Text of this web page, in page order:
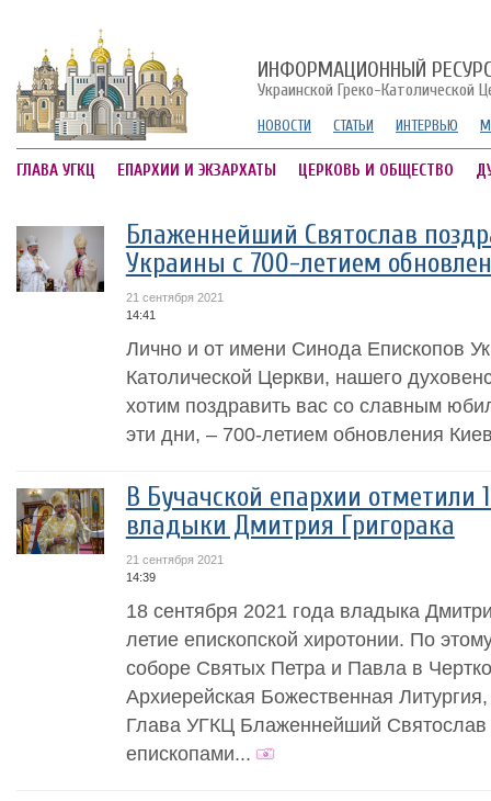
ИНФОРМАЦИОННЫЙ
Украинской Греко-Католической
НОВОСТИ СТАТЬИ ИНТЕРВЬЮ
ГЛАВА УГКЦ ЕПАРХИИ И ЭКЗАРХАТЫ ЦЕРКОВЬ И ОБЩЕСТВО
Блаженнейший Святослав
Украины с 700-летием
21 сентября 2021
14:41
Лично и от имени Синода Епископов
Католической Церкви, нашего
хотим поздравить вас со славным
эти дни, – 700-летием обновления
В Бучачской епархии отметили
владыки Дмитрия Григорака
21 сентября 2021
14:39
18 сентября 2021 года владыка
летие епископской хиротонии. По
соборе Святых Петра и Павла в
Архиерейская Божественная
Глава УГКЦ Блаженнейший Святослав
епископами...